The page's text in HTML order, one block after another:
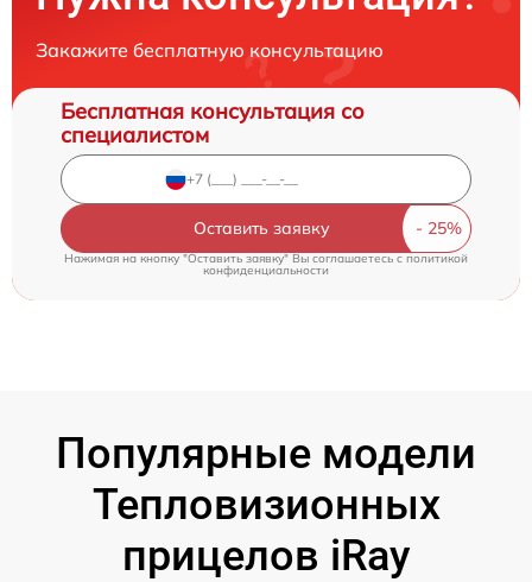
Закажите бесплатную консультацию
Бесплатная консультация со
специалистом
Оставить заявку
Нажимая на кнопку "Оставить заявку" Вы соглашаетесь cполитикой
конфиденциальности
Популярные модели
Тепловизионных
прицелов iRay